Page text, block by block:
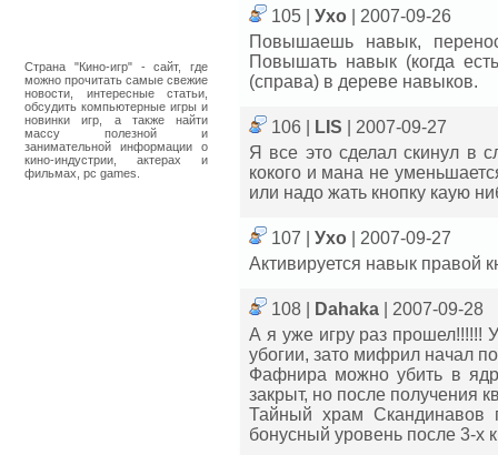
Страна "Кино-игр" - сайт, где
можно прочитать самые свежие
новости, интересные статьи,
обсудить компьютерные игры и
новинки игр, а также найти
массу полезной и
занимательной информации о
кино-индустрии, актерах и
фильмах, pc games.
105 | Ухо
| 2007-09-26
Повышаешь навык,
Повышать навык (когда
(справа) в дереве навыков.
106 | LIS
| 2007-09-27
Я все это сделал скинул в
кокого и мана не
или надо жать кнопку каую
107 | Ухо
| 2007-09-27
Активируется навык
108 | Dahaka
| 2007-09-28
А я уже игру раз прошел!!!!!!
убогии, зато мифрил начал
Фафнира можно убить в
закрыт, но после получения
Тайный храм Скандинавов
бонусный уровень после 3-х